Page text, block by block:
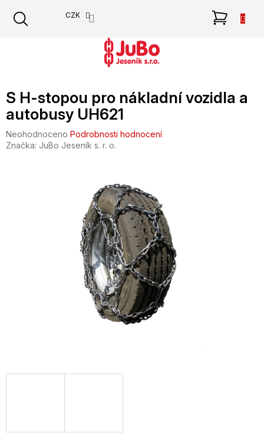
obsah
CZK
S H-stopou pro nákladní vozidla a
autobusy UH621
Průměrné
hodnocení
Neohodnoceno Podrobnosti hodnocení
Značka: JuBo Jeseník s. r. o.